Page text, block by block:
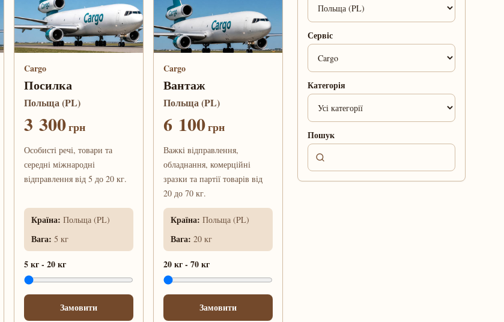
Cargo
Посилка
Польща (PL)
3 300грн
Особисті речі, товари та
середні міжнародні
відправлення від 5 до 20 кг.
Країна: Польща (PL)
Вага: 5 кг
5 кг- 20 кг
Замовити
Cargo
Вантаж
Польща (PL)
6 100грн
Важкі відправлення,
обладнання, комерційні
зразки та партії товарів від
20 до 70 кг.
Країна: Польща (PL)
Вага: 20 кг
20 кг- 70 кг
Замовити
Сервіс
Категорія
Пошук